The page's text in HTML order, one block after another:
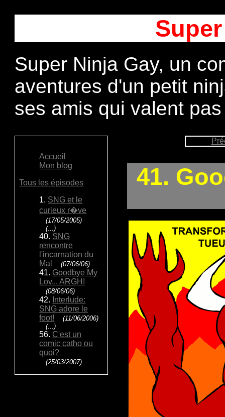
Super Ninja Gay, un
aventures d'un petit
ses amis qui valent
Accueil
Mon blog
Tous les épisodes
1. SNG et le
curieux r�ve
(17/05/2005)
(...)
40. SNG
rencontre
l'incarnation du
Mal
(07/06/06)
41. Goodbye My
Lov... ARGH!
(08/06/06)
42. Interlude:
SNG adore le
foot!
(11/06/2006)
(...)
56. C'est un
comic catho ou
quoi?
(25/03/2007)
41.